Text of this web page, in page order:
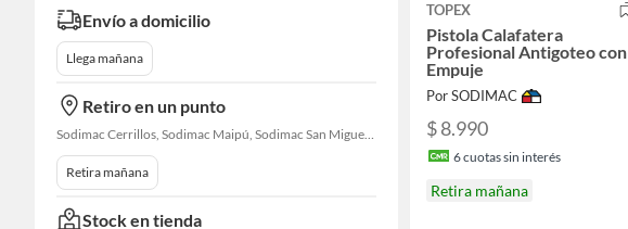
Envío a domicilio
Llega mañana
Retiro en un punto
Sodimac Cerrillos, Sodimac Maipú, Sodimac San Miguel, Sodimac El Bosque, Sodimac San Bernardo, Constructor Cantagallo, Sodimac Talagante, Sodimac San Fernando
Retira mañana
Stock en tienda
TOPEX
Pistola Calafatera
Profesional Antigoteo con
Empuje
Por SODIMAC
$ 8.990
6cuotas sin interés
Retira mañana